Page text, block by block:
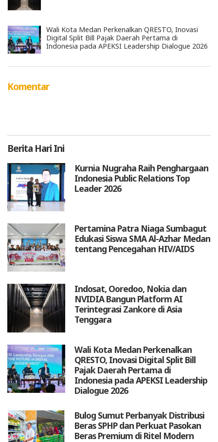
Wali Kota Medan Perkenalkan QRESTO, Inovasi
Digital Split Bill Pajak Daerah Pertama di
Indonesia pada APEKSI Leadership Dialogue 2026
Komentar
Berita Hari Ini
Kurnia Nugraha Raih Penghargaan
Indonesia Public Relations Top
Leader 2026
Pertamina Patra Niaga Sumbagut
Edukasi Siswa SMA Al-Azhar Medan
tentang Pencegahan HIV/AIDS
Indosat, Ooredoo, Nokia dan
NVIDIA Bangun Platform AI
Terintegrasi Zankore di Asia
Tenggara
Wali Kota Medan Perkenalkan
QRESTO, Inovasi Digital Split Bill
Pajak Daerah Pertama di
Indonesia pada APEKSI Leadership
Dialogue 2026
Bulog Sumut Perbanyak Distribusi
Beras SPHP dan Perkuat Pasokan
Beras Premium di Ritel Modern